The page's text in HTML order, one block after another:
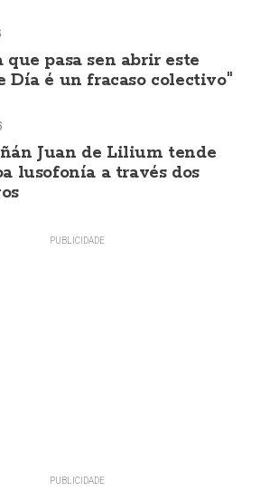
que pasa sen abrir este
Día é un fracaso colectivo"
Juan de Lilium tende
lusofonía a través dos